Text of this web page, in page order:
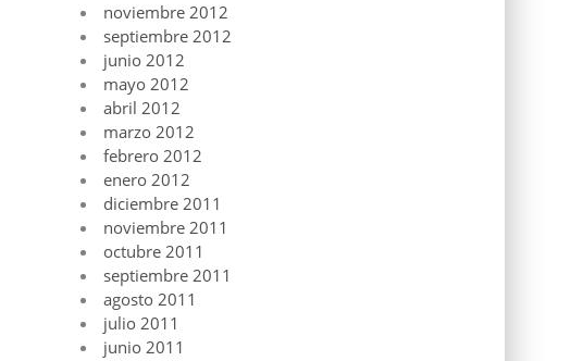
noviembre 2012
septiembre 2012
junio 2012
mayo 2012
abril 2012
marzo 2012
febrero 2012
enero 2012
diciembre 2011
noviembre 2011
octubre 2011
septiembre 2011
agosto 2011
julio 2011
junio 2011